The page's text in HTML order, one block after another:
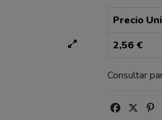
Precio
2,56 €
Consultar